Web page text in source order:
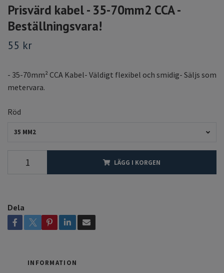
Prisvärd kabel - 35-70mm2 CCA -
Beställningsvara!
55 kr
- 35-70mm² CCA Kabel- Väldigt flexibel och smidig- Säljs som
metervara.
Röd
35 MM2
LÄGG I KORGEN
Dela
INFORMATION